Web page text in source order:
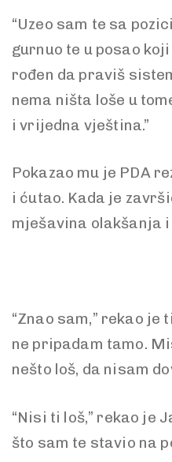
“Uzeo sam te sa
gurnuo te u posao
rođen da praviš
nema ništa loše u
i vrijedna vještina.”
Pokazao mu je PDA
i ćutao. Kada je
mješavina olakšanja i
“Znao sam,” rekao je
ne pripadam tamo.
nešto loš, da nisam
“Nisi ti loš,” rekao je
što sam te stavio na